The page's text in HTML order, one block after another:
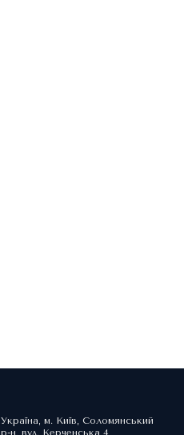
Україна, м. Київ, Соломянський
р-н, вул. Керченська 4